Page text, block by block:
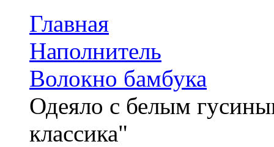
Главная
Наполнитель
Волокно бамбука
Одеяло с белым
классика"